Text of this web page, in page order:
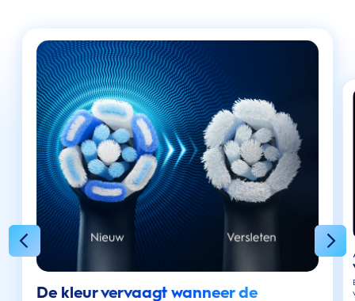
De kleur vervaagt wanneer de